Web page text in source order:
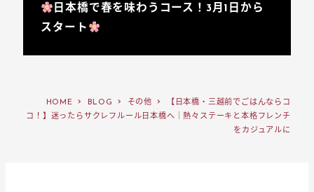
日本橋で春を味わうコース！3月1日から
スタート
HOME BLOG その他
【日本橋・三越前でごはんならコ
コ！】迷ったらサクレフルール日本橋へ｜熱々ステーキと本格フレンチ
をカジュアルに